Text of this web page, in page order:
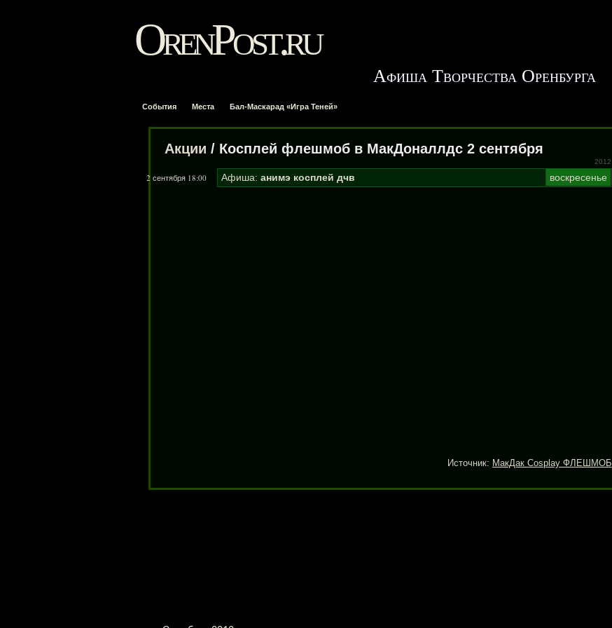
OrenPost.ru
Афиша Творчества Оренбурга
События Места Бал-Маскарад «Игра Теней»
Акции / Косплей флешмоб в МакДоналлдс 2 сентября
2 сентября 18:00 Афиша: анимэ косплей дчв
2012
воскресенье
Источник: МакДак Cosplay ФЛЕШМОБ